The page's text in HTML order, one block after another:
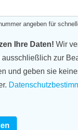
angeben für
Ihre Daten! Wir
ausschließlich zur
und geben sie